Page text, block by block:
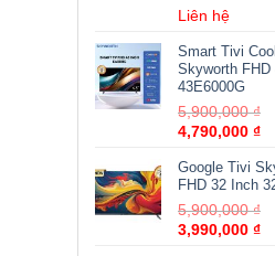
Liên hệ
Smart Tivi
Skyworth FHD
43E6000G
5,900,000₫
4,790,000 ₫
Google Tivi
FHD 32 Inch
5,900,000₫
3,990,000 ₫